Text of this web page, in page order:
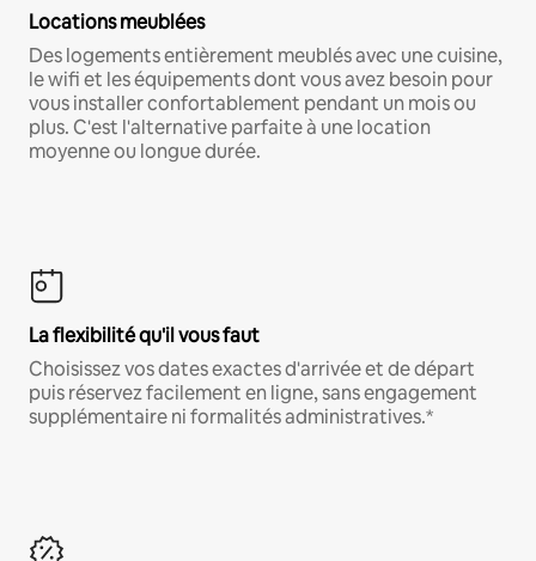
Locations meublées
Des logements entièrement meublés avec une cuisine,
le wifi et les équipements dont vous avez besoin pour
vous installer confortablement pendant un mois ou
plus. C'est l'alternative parfaite à une location
moyenne ou longue durée.
La flexibilité qu'il vous faut
Choisissez vos dates exactes d'arrivée et de départ
puis réservez facilement en ligne, sans engagement
supplémentaire ni formalités administratives.*